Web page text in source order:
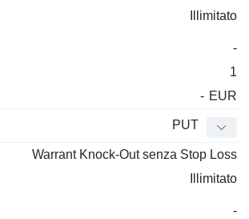
Illimitato
-
1
- EUR
PUT
Warrant Knock-Out senza Stop Loss
Illimitato
-